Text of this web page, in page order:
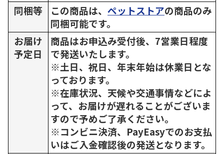
同梱等
この商品は、 ペットストアの商品のみ
同梱可能です。
お届け
予定日
商品はお申込み受付後、7営業日程度
で発送いたします。
※土日、祝日、年末年始は休業日とな
っております。
※在庫状況、天候や交通事情などによ
って、お届けが遅れることがございま
すので予めご了承ください。
※コンビニ決済、PayEasyでのお支払
いはご入金確認後の発送となります。